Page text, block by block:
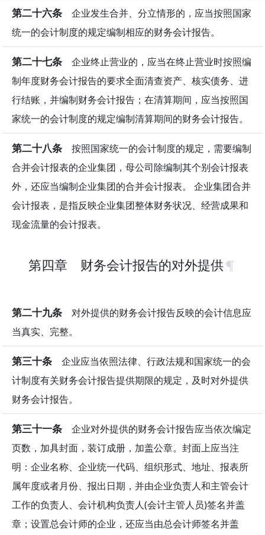
第二十六条 企业发生合并、分立情形的，应当按照国家
统一的会计制度的规定编制相应的财务会计报告。
第二十七条 企业终止营业的，应当在终止营业时按照编
制年度财务会计报告的要求全面清查资产、核实债务、进
行结账，并编制财务会计报告；在清算期间，应当按照国
家统一的会计制度的规定编制清算期间的财务会计报告。
第二十八条 按照国家统一的会计制度的规定，需要编制
合并会计报表的企业集团，母公司除编制其个别会计报表
外，还应当编制企业集团的合并会计报表。 企业集团合并
会计报表，是指反映企业集团整体财务状况、经营成果和
现金流量的会计报表。
第四章 财务会计报告的对外提供
第二十九条 对外提供的财务会计报告反映的会计信息应
当真实、完整。
第三十条 企业应当依照法律、行政法规和国家统一的会
计制度有关财务会计报告提供期限的规定，及时对外提供
财务会计报告。
第三十一条 企业对外提供的财务会计报告应当依次编定
页数，加具封面，装订成册，加盖公章。封面上应当注
明：企业名称、企业统一代码、组织形式、地址、报表所
属年度或者月份、报出日期，并由企业负责人和主管会计
工作的负责人、会计机构负责人(会计主管人员)签名并盖
章；设置总会计师的企业，还应当由总会计师签名并盖